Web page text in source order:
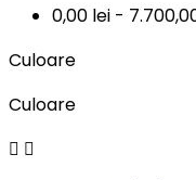
0,00 lei -
Culoare
Culoare
 